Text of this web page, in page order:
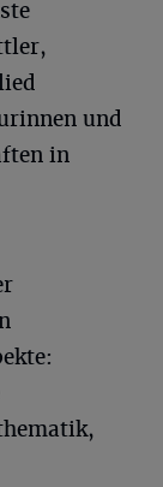
und
in